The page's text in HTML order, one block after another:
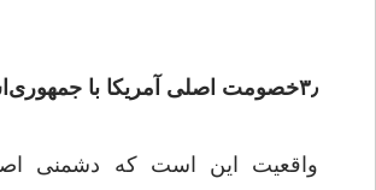
۳٫خصومت اصلی آمریکا با جمهوری‌اسلامی
واقعیت این است که دشمنی